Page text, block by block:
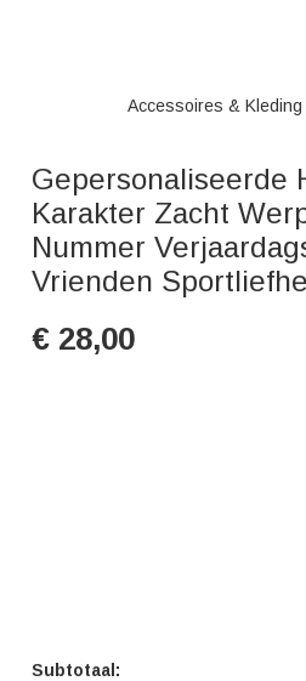
Accessoires & Kleding
Gepersonaliseerde
Karakter Zacht
Nummer
Vrienden
€ 28,00
Subtotaal: